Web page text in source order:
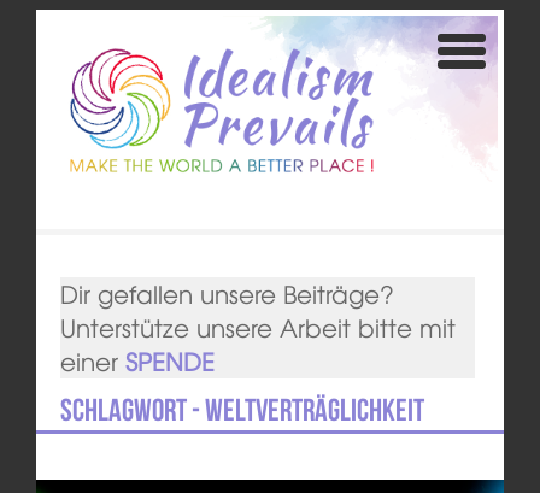
Dir gefallen unsere Beiträge?
Unterstütze unsere Arbeit bitte mit
einer SPENDE
Schlagwort - Weltverträglichkeit